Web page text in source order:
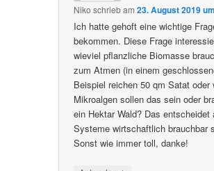
Niko schriebam23. August 2019
Ich hatte gehoft eine wichtige
bekommen. Diese Frage
wieviel pflanzliche Biomasse
zum Atmen (in einem
Beispiel reichen 50 qm Satat oder
Mikroalgen sollen das sein oder
ein Hektar Wald? Das entscheidet
Systeme wirtschaftlich brauchbar
Sonst wie immer toll, danke!